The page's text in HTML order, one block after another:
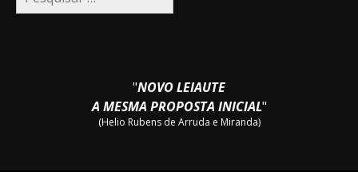
por:
"NOVO LEIAUTE
A MESMA PROPOSTA INICIAL"
(Helio Rubens de Arruda e Miranda)